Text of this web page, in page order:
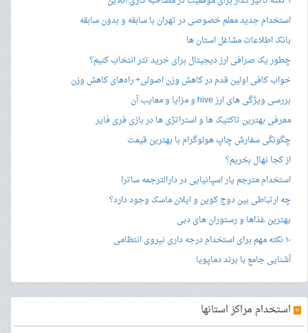
استخدام جدید معلم خصوصی در تهران با سابقه و بدون سابقه
بانک اطلاعات مشاغل استان ها
چطور یک صرافی ارز دیجیتال برای خرید تتر انتخاب کنیم؟
خواب کافی اولین قدم در کاهش وزن اصولی+ راه‌های کاهش وزن
بررسی ویژگی های ارز hive و مزایا و معایب آن
معرفی بهترین تاکتیک ها و استراتژی ها در بازی فری فایر
چگونگی سفارش چاپ هولوگرام با بهترین قیمت
از کجا نهال بخریم؟
استخدام مترجم یار اسپانیایی در دارالترجمه ساترا
چه ارتباطی بین دوج کوین و ایلان ماسک وجود دارد؟
بهترین غذاها و رستوران های دبی
۱۰ نکته مهم برای استخدام درجه داری نیروی انتظامی
آشنایی جامع با برند دماپویا
» استخدام مراکز استانها